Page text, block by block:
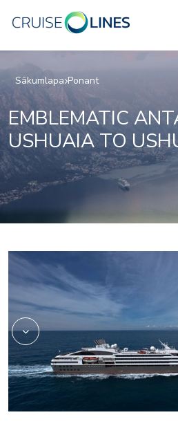
Sākumlapa Ponant
EMBLEMATIC
USHUAIA TO